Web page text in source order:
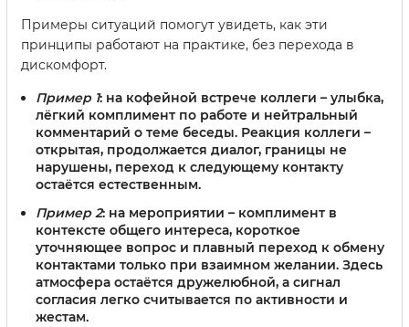
Примеры ситуаций помогут увидеть, как эти
принципы работают на практике, без перехода в
дискомфорт.
Пример 1: на кофейной встрече коллеги – улыбка,
лёгкий комплимент по работе и нейтральный
комментарий о теме беседы. Реакция коллеги –
открытая, продолжается диалог, границы не
нарушены, переход к следующему контакту
остаётся естественным.
Пример 2: на мероприятии – комплимент в
контексте общего интереса, короткое
уточняющее вопрос и плавный переход к обмену
контактами только при взаимном желании. Здесь
атмосфера остаётся дружелюбной, а сигнал
согласия легко считывается по активности и
жестам.